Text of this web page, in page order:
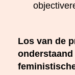
Los van de